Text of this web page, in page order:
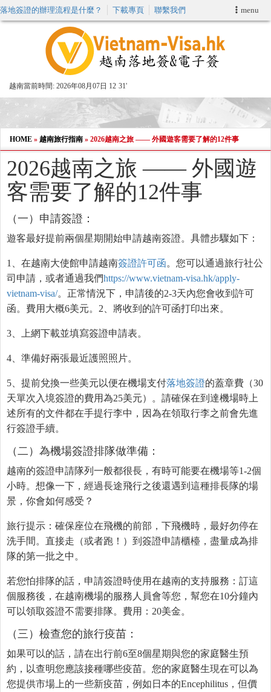
menu
落地簽證的辦理流程是什麼？ 下載專頁 聯繫我們
越南當前時間: 2026年08月07日 12 31'
申請簽證
VIP快速通關服务
加快E-VISA服務
週末緊急電子簽證
查詢簽證狀態
HOME » 越南旅行指南 » 2026越南之旅 —— 外國遊客需要了解的12件事
2026越南之旅 —— 外國遊
客需要了解的12件事
（一）申請簽證：
遊客最好提前兩個星期開始申請越南簽證。具體步驟如下：
1、在越南大使館申請越南簽證許可函。您可以通過旅行社公
司申請，或者通過我們https://www.vietnam-visa.hk/apply-
vietnam-visa/。正常情況下，申請後的2-3天內您會收到許可
函。費用大概6美元。 2、將收到的許可函打印出來。
3、上網下載並填寫簽證申請表。
4、準備好兩張最近護照照片。
5、提前兌換一些美元以便在機場支付落地簽證的蓋章費（30
天單次入境簽證的費用為25美元）。請確保在到達機場時上
述所有的文件都在手提行李中，因為在領取行李之前會先進
行簽證手續。
（二）為機場簽證排隊做準備：
越南的簽證申請隊列一般都很長，有時可能要在機場等1-2個
小時。想像一下，經過長途飛行之後還遇到這種排長隊的場
景，你會如何感受？
旅行提示：確保座位在飛機的前部，下飛機時，最好勿停在
洗手間。直接走（或者跑！）到簽證申請櫃檯，盡量成為排
隊的第一批之中。
若您怕排隊的話，申請簽證時使用在越南的支持服務：訂這
個服務後，在越南機場的服務人員會等您，幫您在10分鐘內
可以領取簽證不需要排隊。費用：20美金。
（三）檢查您的旅行疫苗：
如果可以的話，請在出行前6至8個星期與您的家庭醫生預
約，以查明您應該接種哪些疫苗。您的家庭醫生現在可以為
您提供市場上的一些新疫苗，例如日本的Encephilitus，但價